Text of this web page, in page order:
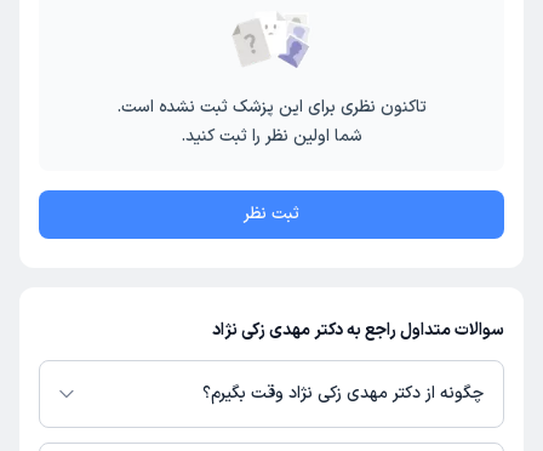
تاکنون نظری برای این پزشک ثبت نشده است.
شما اولین نظر را ثبت کنید.
ثبت نظر
سوالات متداول راجع به دکتر مهدی زکی نژاد
چگونه از دکتر مهدی زکی نژاد وقت بگیرم؟
در صورتی کهدکتر مهدی زکی نژاددارای پروفایل فعال و نوبت‌دهی باز در پلتفرم